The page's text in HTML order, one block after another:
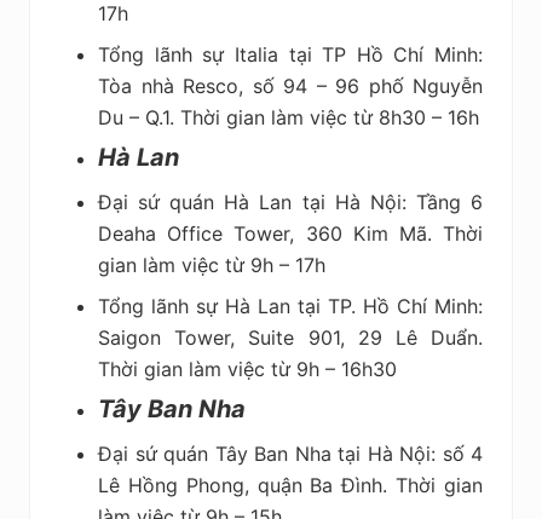
17h
Tổng lãnh sự Italia tại TP Hồ Chí Minh:
Tòa nhà Resco, số 94 – 96 phố Nguyễn
Du – Q.1. Thời gian làm việc từ 8h30 – 16h
Hà Lan
Đại sứ quán Hà Lan tại Hà Nội: Tầng 6
Deaha Office Tower, 360 Kim Mã. Thời
gian làm việc từ 9h – 17h
Tổng lãnh sự Hà Lan tại TP. Hồ Chí Minh:
Saigon Tower, Suite 901, 29 Lê Duẩn.
Thời gian làm việc từ 9h – 16h30
Tây Ban Nha
Đại sứ quán Tây Ban Nha tại Hà Nội: số 4
Lê Hồng Phong, quận Ba Đình. Thời gian